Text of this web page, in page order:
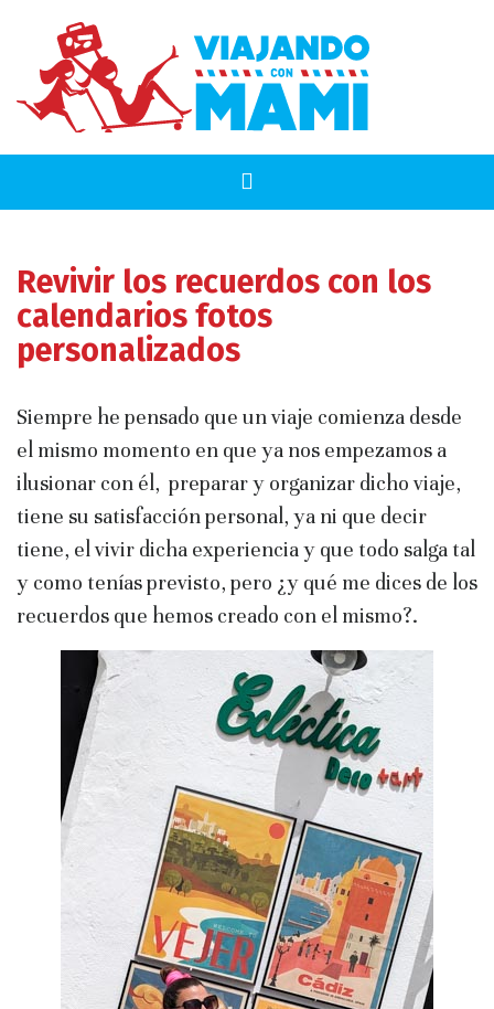
Revivir los recuerdos con los
calendarios fotos
personalizados
Siempre he pensado que un viaje comienza desde
el mismo momento en que ya nos empezamos a
ilusionar con él, preparar y organizar dicho viaje,
tiene su satisfacción personal, ya ni que decir
tiene, el vivir dicha experiencia y que todo salga tal
y como tenías previsto, pero ¿y qué me dices de los
recuerdos que hemos creado con el mismo?.